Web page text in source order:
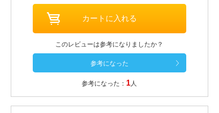
このレビューは参考になりましたか？
参考になった： 1 人